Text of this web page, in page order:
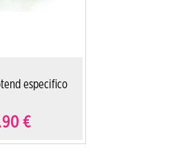
especifico
€